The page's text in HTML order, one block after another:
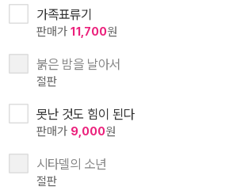
가족표류기
판매가 11,700원
붉은 밤을 날아서
절판
못난 것도 힘이 된다
판매가 9,000원
시타델의 소년
절판